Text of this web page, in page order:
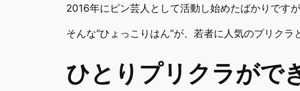
2016年にピン芸人として活動し始めたばかりです
そんな“ひょっこりはん”が、若者に人気のプリク
ひとりプリクラがで